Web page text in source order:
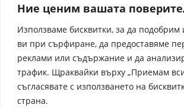
Ние ценим вашата
Използваме бисквитки, за да подобрим
ви при сърфиране, да предоставяме
реклами или съдържание и да
трафик. Щраквайки върху „Приемам
съгласявате с използването на
страна.